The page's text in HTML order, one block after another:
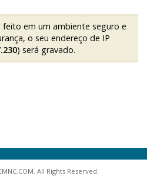
em um ambiente seguro e
o seu endereço de IP
) será gravado.
All Rights Reserved.